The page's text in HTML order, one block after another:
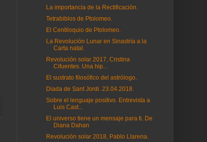
La importancia de la Rectificación.
Tetrabiblos de Ptolomeo.
El Centiloquio de Ptolomeo.
La Revolución Lunar en Sinastría a la
Carta natal.
Revolución solar 2017, Cristina
Cifuentes. Una hip...
El sustrato filosófico del astrólogo.
Diada de Sant Jordi. 23.04.2018.
Sobre el lenguaje positivo. Entrevista a
Luis Cast...
El universo tiene un mensaje para ti. De
Diana Dahan
Revolución solar 2018, Pablo Llarena.